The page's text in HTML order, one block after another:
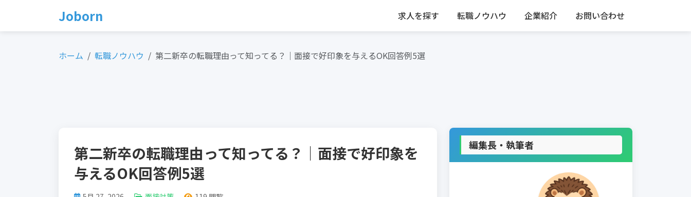
content
Joborn 求人を探す 転職ノウハウ 企業紹介 お問い合わせ
ホーム 転職ノウハウ 第二新卒の転職理由って知ってる？｜面接で好印象を与えるOK回答例5選
第二新卒の転職理由って知ってる？｜面接で好印象を
与えるOK回答例5選
編集長・執筆者